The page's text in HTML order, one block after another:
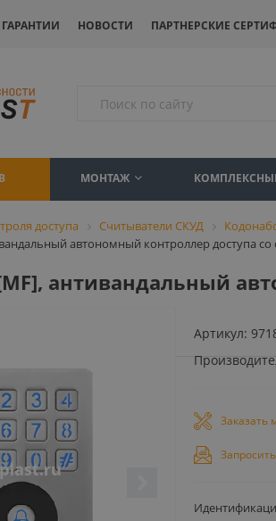
ГАРАНТИИ НОВОСТИ ПАРТНЕРСКИЕ
МОНТАЖ
доступа Считыватели СКУД
автономный контроллер доступа
[MF], антивандальный
Артикул:
Заказать